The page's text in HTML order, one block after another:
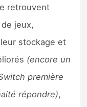
retrouvent
jeux,
stockage et
(encore un
première
répondre),